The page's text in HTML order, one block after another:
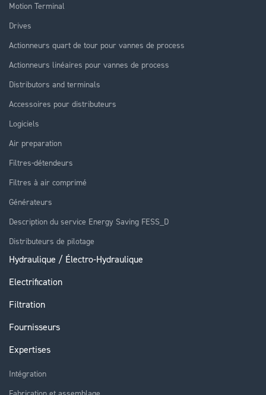
Motion Terminal
Drives
Actionneurs quart de tour pour vannes de process
Actionneurs linéaires pour vannes de process
Distributors and terminals
Accessoires pour distributeurs
Logiciels
Air preparation
Filtres-détendeurs
Filtres à air comprimé
Générateurs
Description du service Energy Saving FESS_D
Distributeurs de pilotage
Hydraulique / Électro-Hydraulique
Electrification
Filtration
Fournisseurs
Expertises
Intégration